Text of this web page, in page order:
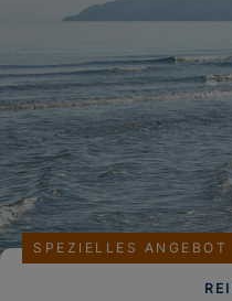
SPEZIELLES ANGEBOT